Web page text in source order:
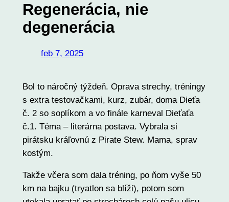
Regenerácia, nie
degenerácia
feb 7, 2025
Bol to náročný týždeň. Oprava strechy, tréningy
s extra testovačkami, kurz, zubár, doma Dieťa
č. 2 so soplíkom a vo finále karneval Dieťaťa
č.1. Téma – literárna postava. Vybrala si
pirátsku kráľovnú z Pirate Stew. Mama, sprav
kostým.
Takže včera som dala tréning, po ňom vyše 50
km na bajku (tryatlon sa blíži), potom som